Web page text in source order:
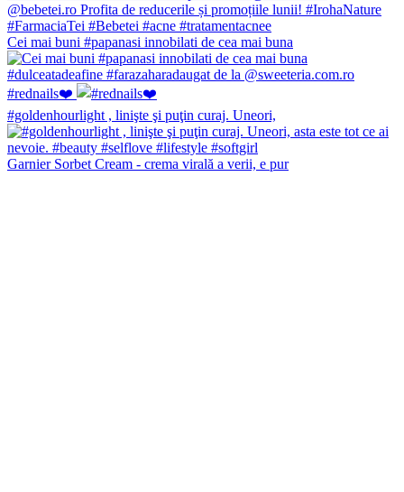
Cei mai buni #papanasi innobilati de cea mai buna
#rednails❤️
#goldenhourlight , linişte şi puţin curaj. Uneori,
Garnier Sorbet Cream - crema virală a verii, e pur